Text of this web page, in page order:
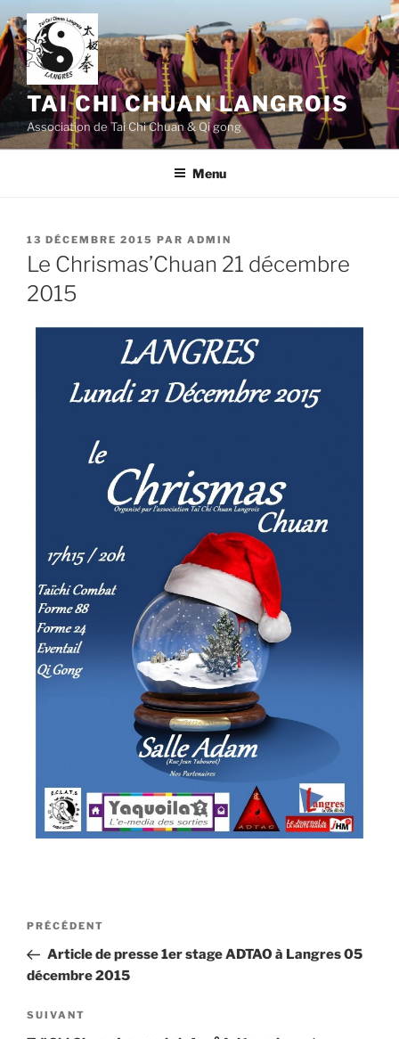
Aller
au
contenu
principal
TAI CHI CHUAN LANGROIS
Association de Tai Chi Chuan & Qi gong
Menu
PUBLIÉ
LE
13 DÉCEMBRE 2015 PAR ADMIN
Le Chrismas’Chuan 21 décembre
2015
Navigation
l’article
Article
précédent
PRÉCÉDENT
Article de presse 1er stage ADTAO à Langres 05
décembre 2015
Article
SUIVANT